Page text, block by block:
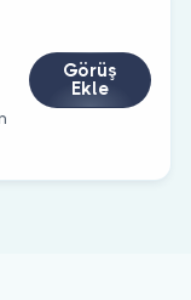
Görüş
Ekle